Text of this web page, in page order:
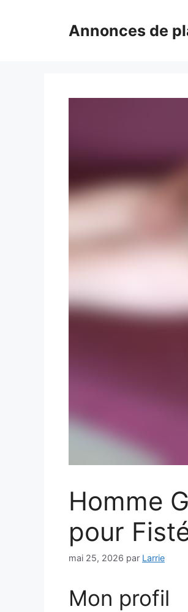
Annonces de
Homme
pour
mai 25, 2026 par Larrie
Mon profil